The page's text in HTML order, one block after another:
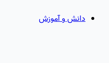
دانش و آموزش